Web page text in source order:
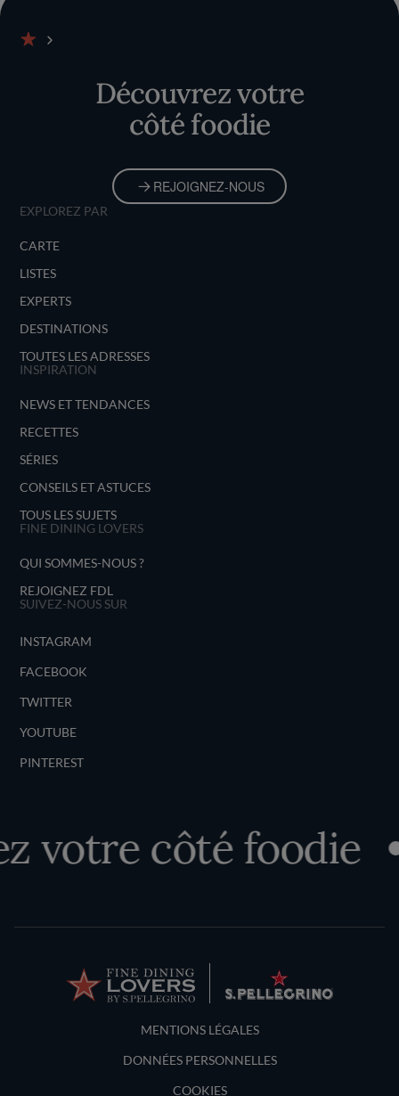
Découvrez votre
côté foodie
REJOIGNEZ-NOUS
EXPLOREZ PAR
CARTE
LISTES
EXPERTS
DESTINATIONS
TOUTES LES ADRESSES
INSPIRATION
NEWS ET TENDANCES
RECETTES
SÉRIES
CONSEILS ET ASTUCES
TOUS LES SUJETS
FINE DINING LOVERS
QUI SOMMES-NOUS ?
REJOIGNEZ FDL
SUIVEZ-NOUS SUR
INSTAGRAM
FACEBOOK
TWITTER
YOUTUBE
PINTEREST
votre côté foodie
Terms and Conditions
MENTIONS LÉGALES
DONNÉES PERSONNELLES
COOKIES